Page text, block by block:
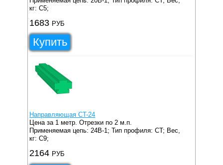
кг: C5;
1683 РУБ
Купить
Направляющая CT-24
Цена за 1 метр. Отрезки по 2 м.п.
Применяемая цепь: 24B-1; Тип профиля: CT; Вес,
кг: C9;
2164 РУБ